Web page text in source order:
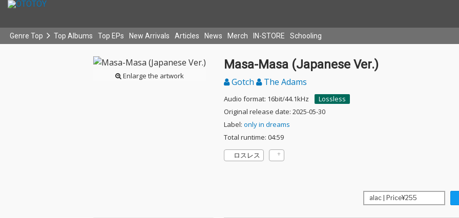
Genre Top Top Albums Top EPs New Arrivals Articles News Merch IN-STORE Schooling
Enlarge the artwork
Masa-Masa (Japanese Ver.)
Gotch The Adams
Audio format: 16bit/44.1kHz
Lossless
Original release date: 2025-05-30
Label: only in dreams
Total runtime: 04:59
ロスレス